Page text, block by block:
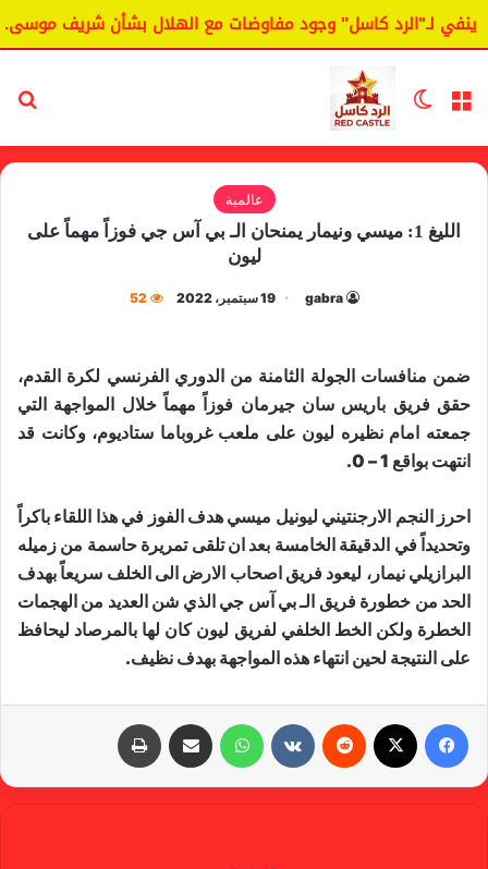
لـ"الرد كاسل" وجود مفاوضات مع الهلال بشأن شريف موسى.
القائمة الوضع المظلم
عالمية
الليغ 1: ميسي ونيمار يمنحان الـ بي آس جي فوزاً مهماً على
ليون
gabra 19 سبتمبر، 2022 52
ضمن منافسات الجولة الثامنة من ​الدوري الفرنسي لكرة القدم​،
حقق فريق ​باريس سان جيرمان​ فوزاً مهماً خلال المواجهة التي
جمعته امام نظيره ​ليون​ على ملعب غروباما ستاديوم، وكانت قد
انتهت بواقع 1 – 0.
احرز النجم الارجنتيني ليونيل ميسي هدف الفوز في هذا اللقاء باكراً
وتحديداً في الدقيقة الخامسة بعد ان تلقى تمريرة حاسمة من زميله
البرازيلي نيمار، ليعود فريق اصحاب الارض الى الخلف سريعاً بهدف
الحد من خطورة فريق الـ بي آس جي الذي شن العديد من الهجمات
الخطرة ولكن الخط الخلفي لفريق ليون كان لها بالمرصاد ليحافظ
على النتيجة لحين انتهاء هذه المواجهة بهدف نظيف.
واتساب